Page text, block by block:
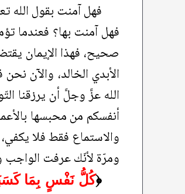
فهل آمنت بقول الله
فهل آمنت بها؟ فعندما
صحيح، فهذا الإيمان
الأبدي الخالد، والآن
الله عزَّ وجلَّ أن يرزقنا
أنفسكم من محبسها
والاستماع فقط فلا
ومرّة لأنّك عرفت
﴿كُلُّ نَفْسٍ بِمَا